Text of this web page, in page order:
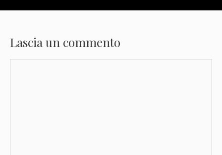
Lascia un commento